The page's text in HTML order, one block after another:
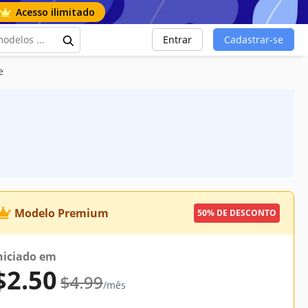
Acesso ilimitado
Entrar Cadastrar-se
Modelo Premium 50% DE DESCONTO
em
$4.99/mês